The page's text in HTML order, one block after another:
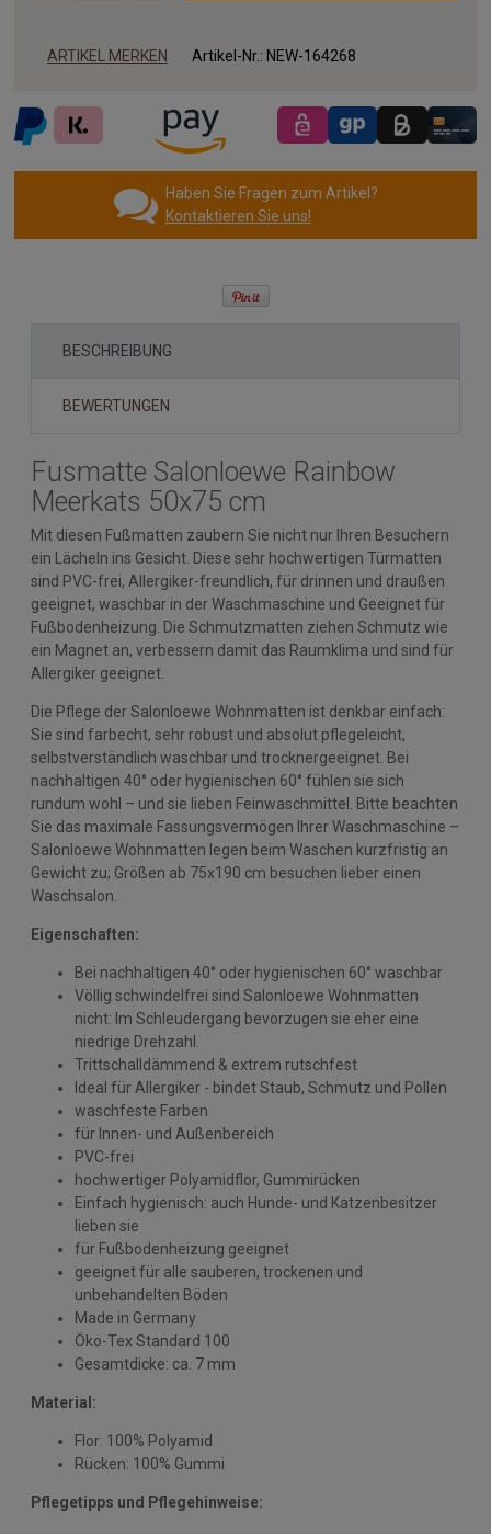
ARTIKEL MERKEN Artikel-Nr.: NEW-164268
Haben Sie Fragen zum Artikel?
Kontaktieren Sie uns!
BESCHREIBUNG
BEWERTUNGEN
Fusmatte Salonloewe Rainbow
Meerkats 50x75 cm
Mit diesen Fußmatten zaubern Sie nicht nur Ihren Besuchern
ein Lächeln ins Gesicht. Diese sehr hochwertigen Türmatten
sind PVC-frei, Allergiker-freundlich, für drinnen und draußen
geeignet, waschbar in der Waschmaschine und Geeignet für
Fußbodenheizung. Die Schmutzmatten ziehen Schmutz wie
ein Magnet an, verbessern damit das Raumklima und sind für
Allergiker geeignet.
Die Pflege der Salonloewe Wohnmatten ist denkbar einfach:
Sie sind farbecht, sehr robust und absolut pflegeleicht,
selbstverständlich waschbar und trocknergeeignet. Bei
nachhaltigen 40° oder hygienischen 60° fühlen sie sich
rundum wohl – und sie lieben Feinwaschmittel. Bitte beachten
Sie das maximale Fassungsvermögen Ihrer Waschmaschine –
Salonloewe Wohnmatten legen beim Waschen kurzfristig an
Gewicht zu; Größen ab 75x190 cm besuchen lieber einen
Waschsalon.
Eigenschaften:
Bei nachhaltigen 40° oder hygienischen 60° waschbar
Völlig schwindelfrei sind Salonloewe Wohnmatten
nicht: Im Schleudergang bevorzugen sie eher eine
niedrige Drehzahl.
Trittschalldämmend & extrem rutschfest
Ideal für Allergiker - bindet Staub, Schmutz und Pollen
waschfeste Farben
für Innen- und Außenbereich
PVC-frei
hochwertiger Polyamidflor, Gummirücken
Einfach hygienisch: auch Hunde- und Katzenbesitzer
lieben sie
für Fußbodenheizung geeignet
geeignet für alle sauberen, trockenen und
unbehandelten Böden
Made in Germany
Öko-Tex Standard 100
Gesamtdicke: ca. 7 mm
Material:
Flor: 100% Polyamid
Rücken: 100% Gummi
Pflegetipps und Pflegehinweise: